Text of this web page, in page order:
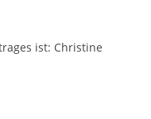
ist: Christine